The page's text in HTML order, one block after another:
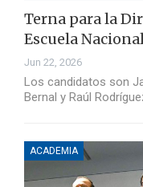
Terna para la
Escuela
Jun 22, 2026
Los candidatos son
Bernal y Raúl
ACADEMIA